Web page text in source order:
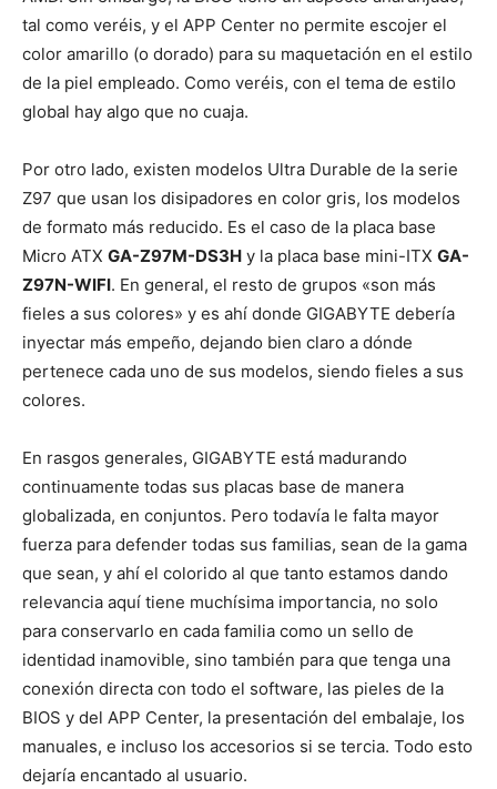
tal como veréis, y el APP Center no permite escojer el
color amarillo (o dorado) para su maquetación en el estilo
de la piel empleado. Como veréis, con el tema de estilo
global hay algo que no cuaja.
Por otro lado, existen modelos Ultra Durable de la serie
Z97 que usan los disipadores en color gris, los modelos
de formato más reducido. Es el caso de la placa base
Micro ATX GA-Z97M-DS3H y la placa base mini-ITX GA-
Z97N-WIFI. En general, el resto de grupos «son más
fieles a sus colores» y es ahí donde GIGABYTE debería
inyectar más empeño, dejando bien claro a dónde
pertenece cada uno de sus modelos, siendo fieles a sus
colores.
En rasgos generales, GIGABYTE está madurando
continuamente todas sus placas base de manera
globalizada, en conjuntos. Pero todavía le falta mayor
fuerza para defender todas sus familias, sean de la gama
que sean, y ahí el colorido al que tanto estamos dando
relevancia aquí tiene muchísima importancia, no solo
para conservarlo en cada familia como un sello de
identidad inamovible, sino también para que tenga una
conexión directa con todo el software, las pieles de la
BIOS y del APP Center, la presentación del embalaje, los
manuales, e incluso los accesorios si se tercia. Todo esto
dejaría encantado al usuario.